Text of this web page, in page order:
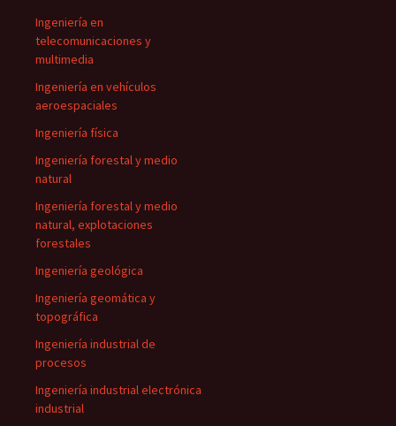
Ingeniería en
telecomunicaciones y
multimedia
Ingeniería en vehículos
aeroespaciales
Ingeniería física
Ingeniería forestal y medio
natural
Ingeniería forestal y medio
natural, explotaciones
forestales
Ingeniería geológica
Ingeniería geomática y
topográfica
Ingeniería industrial de
procesos
Ingeniería industrial electrónica
industrial